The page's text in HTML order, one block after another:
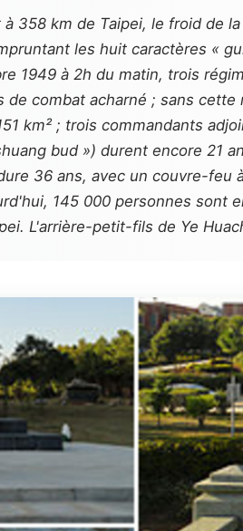
358 km de Taipei, le froid de
les huit caractères «
1949 à 2h du matin, trois
combat acharné ; sans
km² ; trois commandants
bud ») durent encore 21
36 ans, avec un couvre-
145 000 personnes sont
L'arrière-petit-fils de Ye